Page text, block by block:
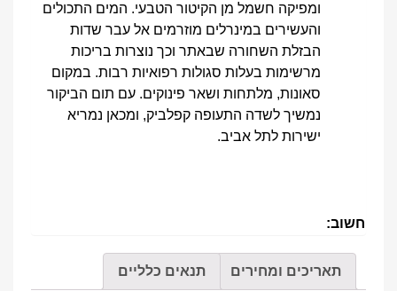
ומפיקה חשמל מן הקיטור הטבעי. המים התכולים
והעשירים במינרלים מוזרמים אל עבר שדות
הבזלת השחורה שבאתר וכך נוצרות בריכות
מרשימות בעלות סגולות רפואיות רבות. במקום
סאונות, מלתחות ושאר פינוקים. עם תום הביקור
נמשיך לשדה התעופה קפלביק, ומכאן נמריא
ישירות לתל אביב.
חשוב:
תאריכים ומחירים תנאים כלליים